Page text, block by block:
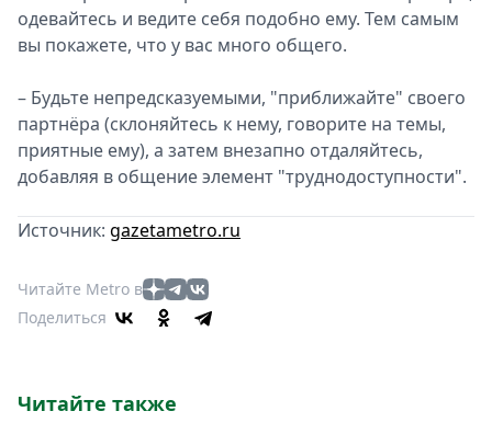
одевайтесь и ведите себя подобно ему. Тем самым
вы покажете, что у вас много общего.
– Будьте непредсказуемыми, "приближайте" своего
партнёра (склоняйтесь к нему, говорите на темы,
приятные ему), а затем внезапно отдаляйтесь,
добавляя в общение элемент "труднодоступности".
Источник: gazetametro.ru
Читайте Metro в
Поделиться
Читайте также